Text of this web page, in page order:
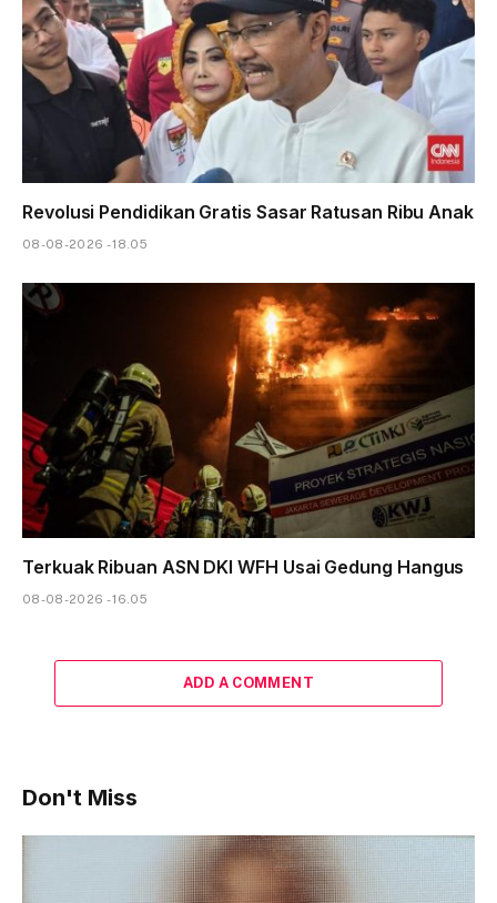
Revolusi Pendidikan Gratis Sasar Ratusan Ribu Anak
08-08-2026 - 18.05
Terkuak Ribuan ASN DKI WFH Usai Gedung Hangus
08-08-2026 - 16.05
ADD A COMMENT
Don't Miss